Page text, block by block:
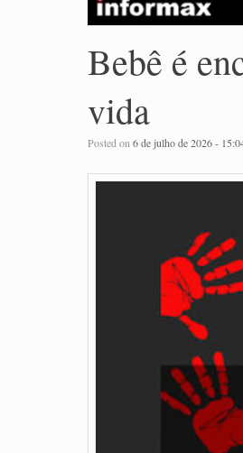
Bebê é
vida
Posted on6 de julho de 2026 -